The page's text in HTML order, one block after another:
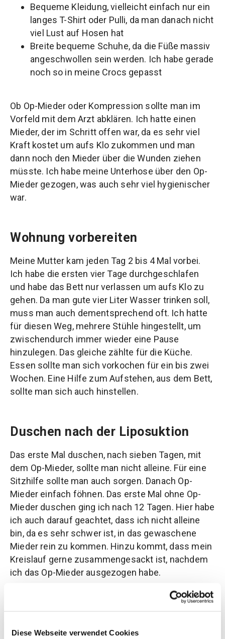
Diese Webseite verwendet Cookies
Bequeme Kleidung, vielleicht einfach nur ein
langes T-Shirt oder Pulli, da man danach nicht
viel Lust auf Hosen hat
Breite bequeme Schuhe, da die Füße massiv
angeschwollen sein werden. Ich habe gerade
noch so in meine Crocs gepasst
Ob Op-Mieder oder Kompression sollte man im
Vorfeld mit dem Arzt abklären. Ich hatte einen
Mieder, der im Schritt offen war, da es sehr viel
Kraft kostet um aufs Klo zukommen und man
dann noch den Mieder über die Wunden ziehen
müsste. Ich habe meine Unterhose über den Op-
Mieder gezogen, was auch sehr viel hygienischer
war.
Wohnung vorbereiten
Meine Mutter kam jeden Tag 2 bis 4 Mal vorbei.
Ich habe die ersten vier Tage durchgeschlafen
und habe das Bett nur verlassen um aufs Klo zu
gehen. Da man gute vier Liter Wasser trinken soll,
muss man auch dementsprechend oft. Ich hatte
für diesen Weg, mehrere Stühle hingestellt, um
zwischendurch immer wieder eine Pause
hinzulegen. Das gleiche zählte für die Küche.
Essen sollte man sich vorkochen für ein bis zwei
Wochen. Eine Hilfe zum Aufstehen, aus dem Bett,
sollte man sich auch hinstellen.
Duschen nach der Liposuktion
Das erste Mal duschen, nach sieben Tagen, mit
dem Op-Mieder, sollte man nicht alleine. Für eine
Sitzhilfe sollte man auch sorgen. Danach Op-
Mieder einfach föhnen. Das erste Mal ohne Op-
Mieder duschen ging ich nach 12 Tagen. Hier habe
ich auch darauf geachtet, dass ich nicht alleine
bin, da es sehr schwer ist, in das gewaschene
Mieder rein zu kommen. Hinzu kommt, dass mein
Kreislauf gerne zusammengesackt ist, nachdem
ich das Op-Mieder ausgezogen habe.
Erste Lymphdrainage nach der